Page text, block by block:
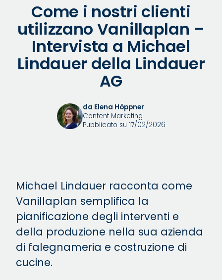
Come i nostri clienti
utilizzano Vanillaplan –
Intervista a Michael
Lindauer della Lindauer
AG
da Elena Höppner
Content Marketing
Pubblicato su 17/02/2026
Michael Lindauer racconta come
Vanillaplan semplifica la
pianificazione degli interventi e
della produzione nella sua azienda
di falegnameria e costruzione di
cucine.